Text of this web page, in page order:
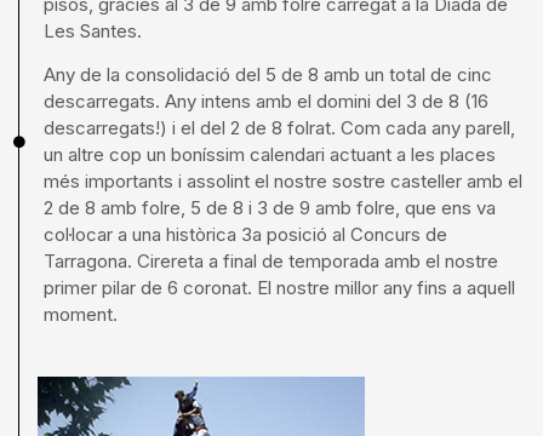
Les Santes.
Any de la consolidació del 5 de 8 amb un total de cinc
descarregats. Any intens amb el domini del 3 de 8 (16
descarregats!) i el del 2 de 8 folrat. Com cada any parell,
un altre cop un boníssim calendari actuant a les places
més importants i assolint el nostre sostre casteller amb el
2 de 8 amb folre, 5 de 8 i 3 de 9 amb folre, que ens va
col·locar a una històrica 3a posició al Concurs de
Tarragona. Cirereta a final de temporada amb el nostre
primer pilar de 6 coronat. El nostre millor any fins a aquell
moment.